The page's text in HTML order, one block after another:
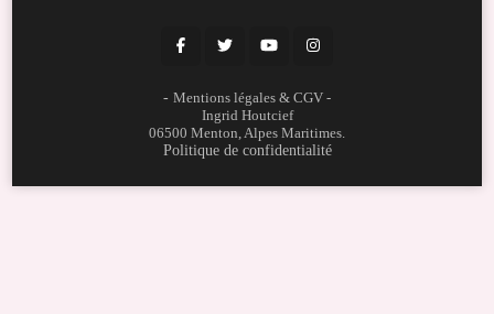
- Mentions légales & CGV -
Ingrid Houtcief
06500 Menton, Alpes Maritimes.
Politique de confidentialité